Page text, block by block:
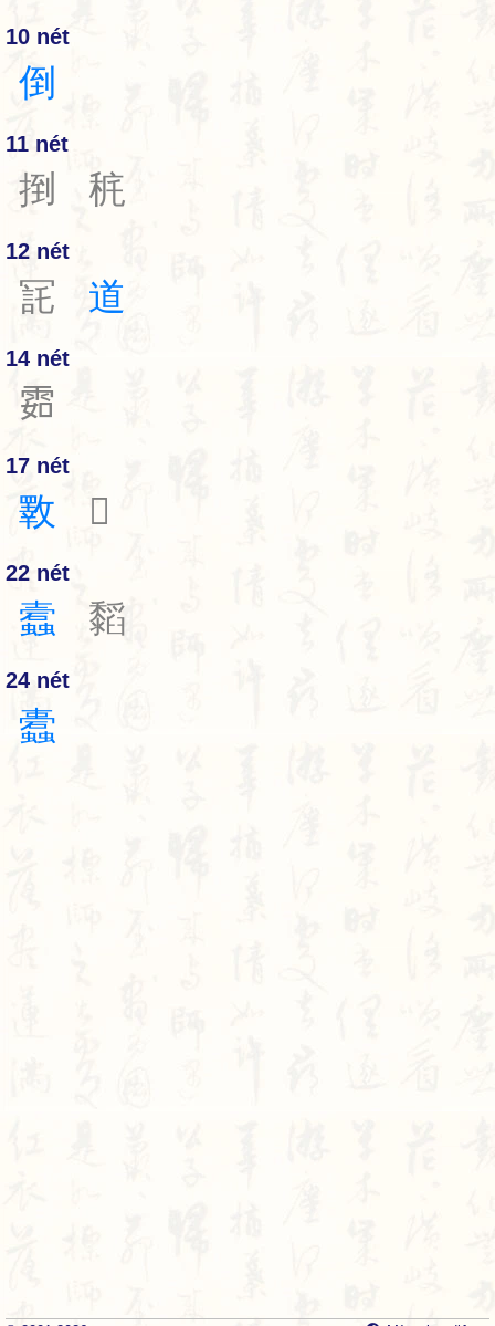
10 nét
倒
11 nét
捯 䅊
12 nét
㓃 道
14 nét
𩂰
17 nét
斁 𤢕
22 nét
蠧 䵚
24 nét
蠹